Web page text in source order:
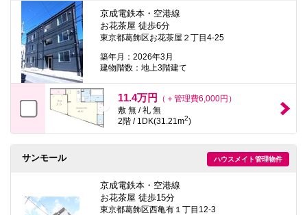
京成電鉄本・空港線
お花茶屋 徒歩6分
東京都葛飾区お花茶屋２丁目4-25
築年月：2026年3月
建物階数：地上3階建て
11.4万円
（＋管理費6,000円）
敷 無 / 礼 無
2階 / 1DK(31.21m2)
ハウスメイト管理物件
サンモール
京成電鉄本・空港線
お花茶屋 徒歩15分
東京都葛飾区西亀有１丁目12-3